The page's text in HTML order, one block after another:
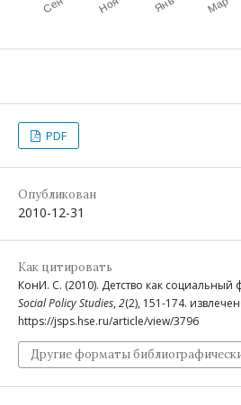
PDF
Опубликован
2010-12-31
Как цитировать
КонИ. С. (2010). Детство как социальный
Social Policy Studies, 2(2), 151-174.
https://jsps.hse.ru/article/view/3796
Другие форматы